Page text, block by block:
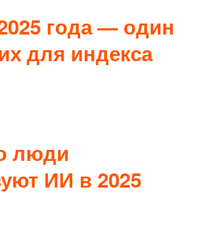
года — один
для индекса
люди
ИИ в 2025